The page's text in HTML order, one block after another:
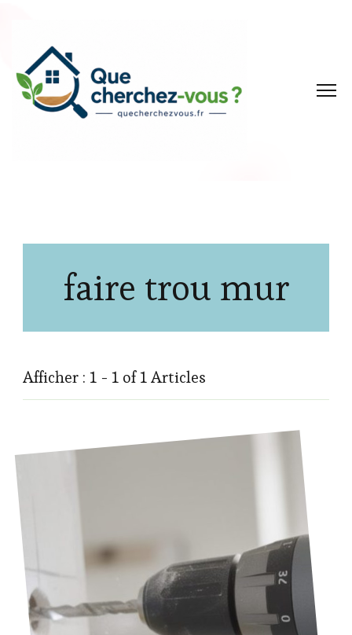
faire trou mur
Afficher : 1 - 1 of 1 Articles